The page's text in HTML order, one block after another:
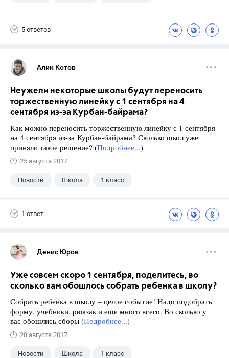
5 ответов
Алик Котов
Неужели некоторые школы будут переносить
торжественную линейку с 1 сентября на 4
сентября из-за Курбан-байрама?
Как можно переносить торжественную линейку с 1 сентября
на 4 сентября из-за Курбан-байрама? Сколько школ уже
приняли такое решение? (Подробнее...)
25 августа 2017
Новости Школа 1 класс
1 ответ
Денис Юров
Уже совсем скоро 1 сентября, поделитесь, во
сколько вам обошлось собрать ребенка в школу?
Собрать ребенка в школу – целое событие! Надо подобрать
форму, учебники, рюкзак и еще много всего. Во сколько у
вас обошлись сборы (Подробнее...)
28 августа 2017
Новости Школа 1 класс